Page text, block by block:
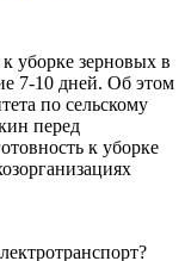
уборке зерновых в
7-10 дней. Об этом
по сельскому
перед
к уборке